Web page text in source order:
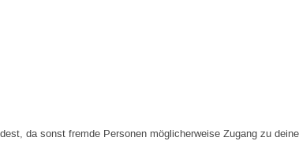
da sonst fremde Personen möglicherweise Zugang zu